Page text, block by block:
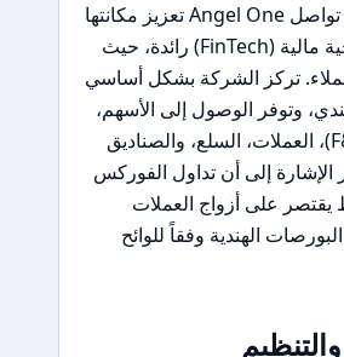
في عام 2025، تواصل Angel One تعزيز مكانتها
كمنصة تكنولوجية مالية (FinTech) رائدة، حيث
تركز الشركة بشكل أساسي
وتوفر الوصول إلى الأسهم،
المشتقات (F&O)، العملات، السلع، والصناديق
الإشارة إلى أن تداول الفوركس
يقتصر على أزواج العملات
الهندية وفقاً للوائح